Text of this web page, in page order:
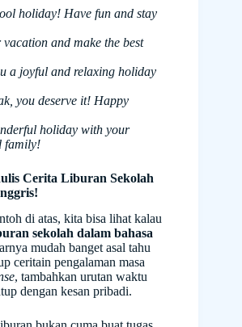
holiday! Have fun and stay
and make the best
a joyful and relaxing holiday
you deserve it! Happy
holiday with your
family!
Cerita Liburan Sekolah
di atas, kita bisa lihat kalau
sekolah dalam bahasa
mudah banget asal tahu
ceritain pengalaman masa
, tambahkan urutan waktu
dengan kesan pribadi.